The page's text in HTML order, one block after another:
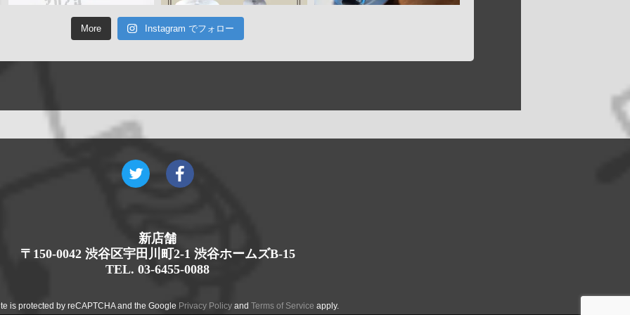
More Instagram でフォロー
新店舗
〒150-0042 渋谷区宇田川町2-1 渋谷ホームズB-15
TEL. 03-6455-0088
is protected by reCAPTCHA and the Google Privacy Policy and Terms of Service apply.